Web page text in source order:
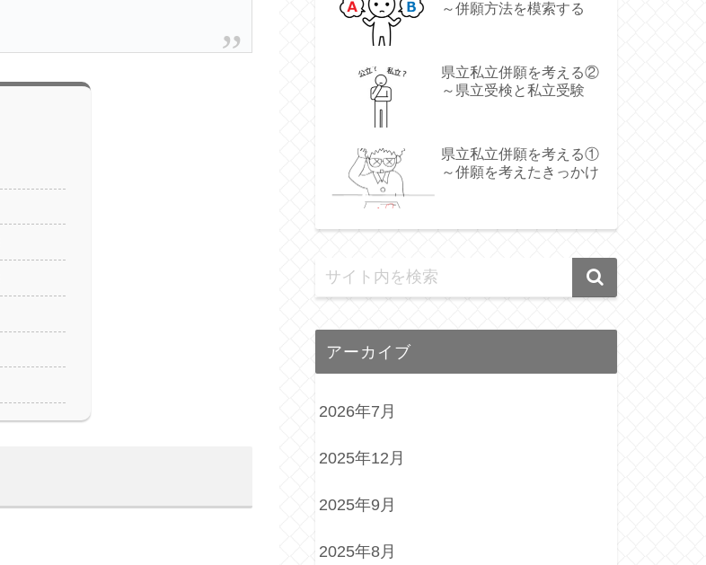
～併願方法を模索する
県立私立併願を考える②
～県立受検と私立受験
県立私立併願を考える①
～併願を考えたきっかけ
アーカイブ
2026年7月
2025年12月
2025年9月
2025年8月